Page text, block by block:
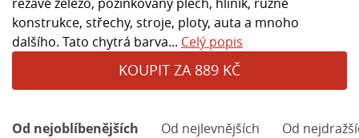
konstrukce, střechy, stroje, ploty, auta a mnoho
dalšího. Tato chytrá barva... Celý popis
KOUPIT ZA 889 KČ
Od nejoblíbenějších Od nejlevnějších Od